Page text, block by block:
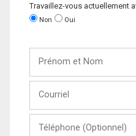
Travaillez-vous actuellement
Non Oui
Nom
(Optionnel)